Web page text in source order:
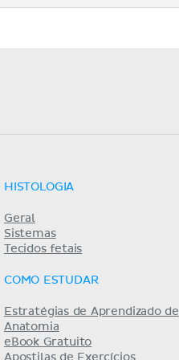
HISTOLOGIA
Geral
Sistemas
Tecidos fetais
COMO ESTUDAR
Estratégias de Aprendizado de
Anatomia
eBook Gratuito
Apostilas de Exercícios